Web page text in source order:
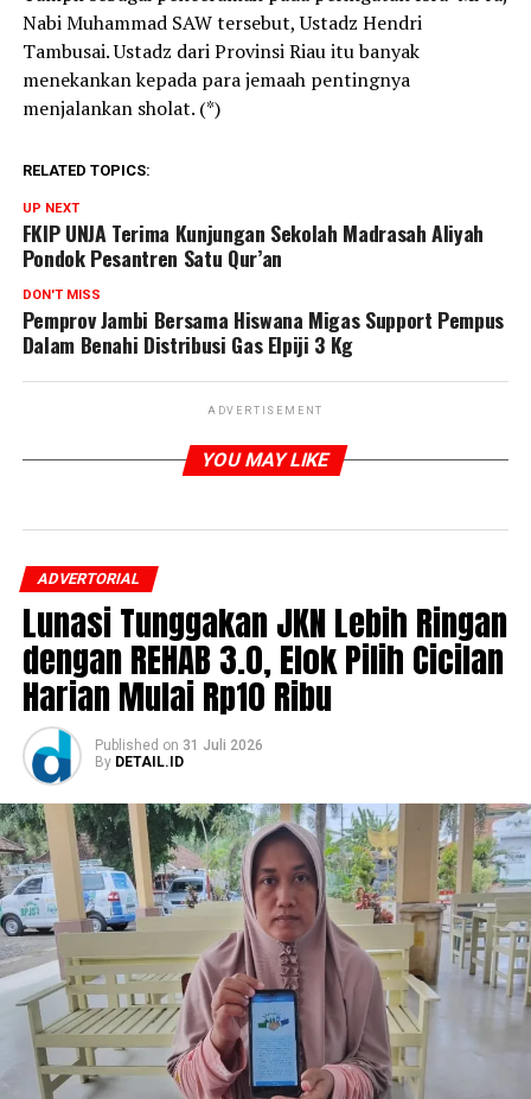
Nabi Muhammad SAW tersebut, Ustadz Hendri
Tambusai. Ustadz dari Provinsi Riau itu banyak
menekankan kepada para jemaah pentingnya
menjalankan sholat. (*)
RELATED TOPICS:
UP NEXT
FKIP UNJA Terima Kunjungan Sekolah Madrasah Aliyah
Pondok Pesantren Satu Qur’an
DON'T MISS
Pemprov Jambi Bersama Hiswana Migas Support Pempus
Dalam Benahi Distribusi Gas Elpiji 3 Kg
ADVERTISEMENT
YOU MAY LIKE
ADVERTORIAL
Lunasi Tunggakan JKN Lebih Ringan
dengan REHAB 3.0, Elok Pilih Cicilan
Harian Mulai Rp10 Ribu
Published on 31 Juli 2026
By DETAIL.ID